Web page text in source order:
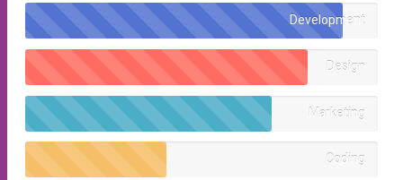
Development
Design
Marketing
Coding